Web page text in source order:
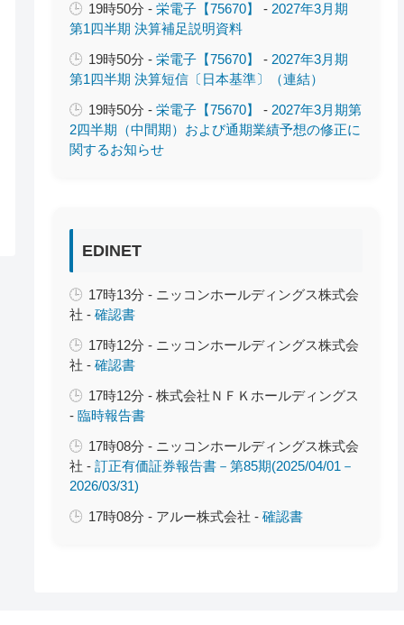
19時50分 -栄電子【75670】 -2027年3月期
第1四半期 決算補足説明資料
19時50分 -栄電子【75670】 -2027年3月期
第1四半期 決算短信〔日本基準〕（連結）
19時50分 -栄電子【75670】 -2027年3月期第
2四半期（中間期）および通期業績予想の修正に
関するお知らせ
EDINET
17時13分 - ニッコンホールディングス株式会
社 -確認書
17時12分 - ニッコンホールディングス株式会
社 -確認書
17時12分 - 株式会社ＮＦＫホールディングス
-臨時報告書
17時08分 - ニッコンホールディングス株式会
社 -訂正有価証券報告書－第85期(2025/04/01－
2026/03/31)
17時08分 - アルー株式会社 -確認書